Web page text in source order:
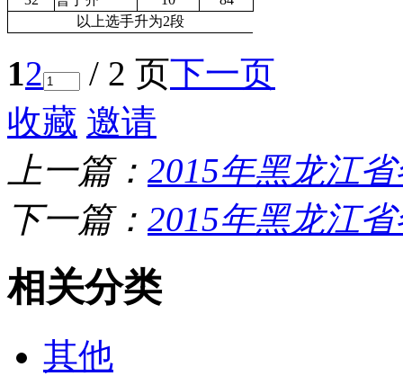
以上选手升为2段
12 / 2 页下一页
收藏 邀请
上一篇： 2015年黑龙江
下一篇： 2015年黑龙江
相关分类
其他